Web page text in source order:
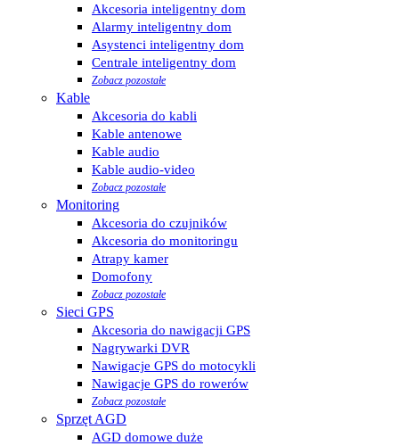
Akcesoria inteligentny dom
Alarmy inteligentny dom
Asystenci inteligentny dom
Centrale inteligentny dom
Zobacz pozostałe
Kable
Akcesoria do kabli
Kable antenowe
Kable audio
Kable audio-video
Zobacz pozostałe
Monitoring
Akcesoria do czujników
Akcesoria do monitoringu
Atrapy kamer
Domofony
Zobacz pozostałe
Sieci GPS
Akcesoria do nawigacji GPS
Nagrywarki DVR
Nawigacje GPS do motocykli
Nawigacje GPS do rowerów
Zobacz pozostałe
Sprzęt AGD
AGD domowe duże